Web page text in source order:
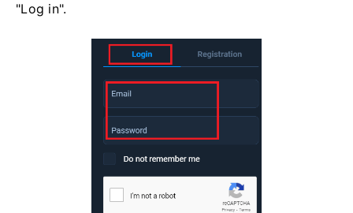
"Log in".